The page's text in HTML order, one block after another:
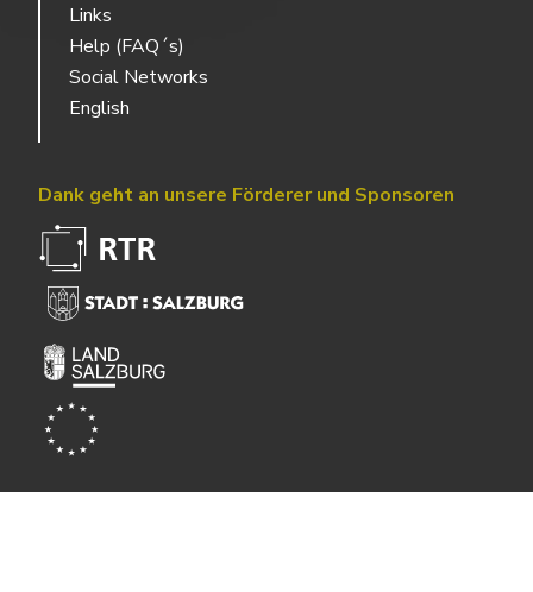
Links
Help (FAQ´s)
Social Networks
English
Dank geht an unsere Förderer und Sponsoren